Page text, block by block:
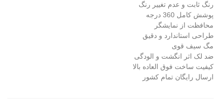
رنگ ثابت و عدم تغییر رنگ
پوشش کامل 360 درجه
محافظت از نمایشگر
طراحی استاندارد و دقیق
مگ سیف قوی
ضد لک اثر انگشت و الودگی
کیفیت ساخت فوق العاده بالا
ارسال رایگان تمام کشور